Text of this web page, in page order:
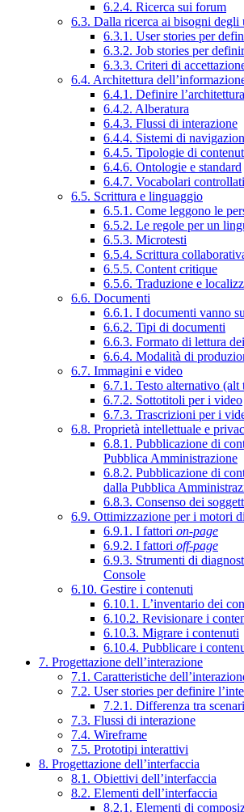
6.2.4. Ricerca sui forum
6.3. Dalla ricerca ai bisogni degli
6.3.1. User stories per
6.3.2. Job stories per
6.3.3. Criteri di
6.4. Architettura
6.4.1. Definire
6.4.2. Alberatura
6.4.3. Flussi di interazione
6.4.4. Sistemi di
6.4.5. Tipologie di
6.4.6. Ontologie e standard
6.4.7. Vocabolari
6.5. Scrittura e linguaggio
6.5.1. Come leggono le
6.5.2. Le regole per un
6.5.3. Microtesti
6.5.4. Scrittura
6.5.5. Content critique
6.5.6. Traduzione e
6.6. Documenti
6.6.1. I documenti vanno
6.6.2. Tipi di documenti
6.6.3. Formato di lettura
6.6.4. Modalità di
6.7. Immagini e video
6.7.1. Testo alternativo
6.7.2. Sottotitoli per i video
6.7.3. Trascrizioni per i
6.8. Proprietà intellettuale e
6.8.1. Pubblicazione di
Pubblica Amministrazione
6.8.2. Pubblicazione di
dalla Pubblica
6.8.3. Consenso dei
6.9. Ottimizzazione per i motori
6.9.1. I fattori on-page
6.9.2. I fattori off-page
6.9.3. Strumenti di
Console
6.10. Gestire i contenuti
6.10.1. L’inventario dei
6.10.2. Revisionare i
6.10.3. Migrare i contenuti
6.10.4. Pubblicare i
7. Progettazione dell’interazione
7.1. Caratteristiche
7.2. User stories per definire
7.2.1. Differenza tra
7.3. Flussi di interazione
7.4. Wireframe
7.5. Prototipi interattivi
8. Progettazione dell’interfaccia
8.1. Obiettivi dell’interfaccia
8.2. Elementi dell’interfaccia
8.2.1. Elementi di